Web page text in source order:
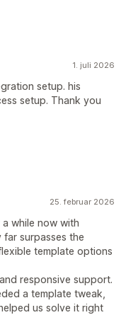
1. juli 2026
setup. his
setup. Thank you
25. februar 2026
while now with
surpasses the
template options
responsive support.
a template tweak,
us solve it right